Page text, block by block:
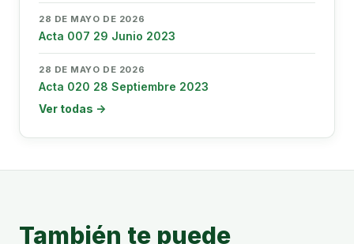
28 DE MAYO DE 2026
Acta 007 29 Junio 2023
28 DE MAYO DE 2026
Acta 020 28 Septiembre 2023
Ver todas →
También te puede